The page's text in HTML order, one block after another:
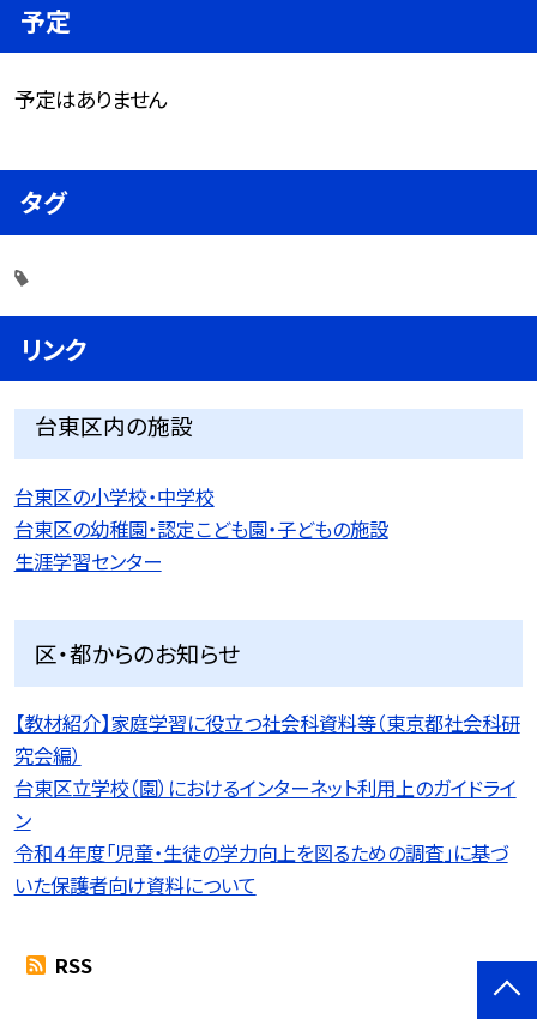
予定
予定はありません
タグ
リンク
台東区内の施設
台東区の小学校・中学校
台東区の幼稚園・認定こども園・子どもの施設
生涯学習センター
区・都からのお知らせ
【教材紹介】家庭学習に役立つ社会科資料等（東京都社会科研
究会編）
台東区立学校（園）におけるインターネット利用上のガイドライ
ン
令和４年度「児童・生徒の学力向上を図るための調査」に基づ
いた保護者向け資料について
RSS